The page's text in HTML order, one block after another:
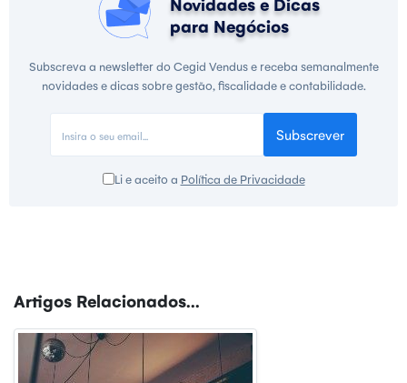
para Negócios
Subscreva a newsletter do Cegid Vendus e receba semanalmente
novidades e dicas sobre gestão, fiscalidade e contabilidade.
Subscrever
Li e aceito a Política de Privacidade
Artigos Relacionados...